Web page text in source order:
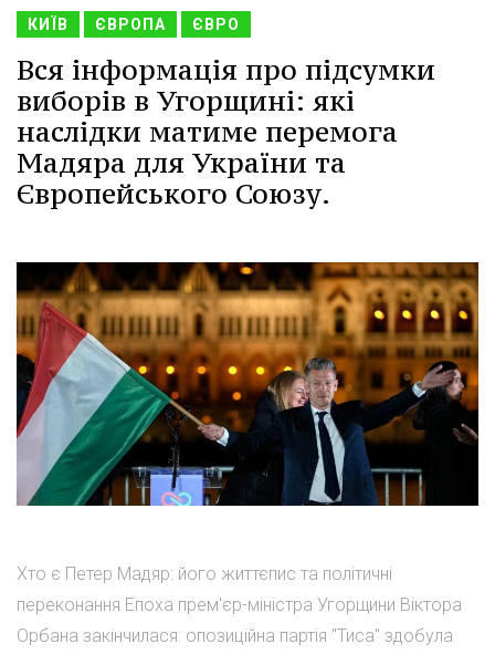
КИЇВ ЄВРОПА ЄВРО
Вся інформація про підсумки
виборів в Угорщині: які
наслідки матиме перемога
Мадяра для України та
Європейського Союзу.
Хто є Петер Мадяр: його життєпис та політичні
переконання Епоха прем'єр-міністра Угорщини Віктора
Орбана закінчилася: опозиційна партія "Тиса" здобула